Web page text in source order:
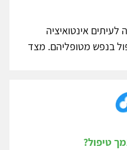
אינטואיציה
בנפש מטופליהם. מצד
טיפול?